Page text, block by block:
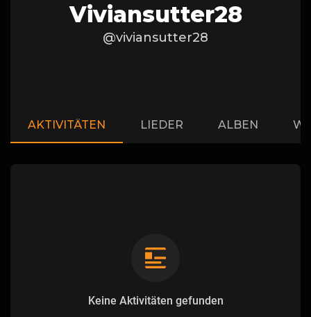
Viviansutter28
@viviansutter28
AKTIVITÄTEN LIEDER ALBEN
Keine Aktivitäten gefunden